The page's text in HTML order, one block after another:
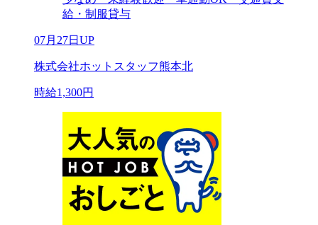
給・制服貸与
07月27日UP
株式会社ホットスタッフ熊本北
時給1,300円